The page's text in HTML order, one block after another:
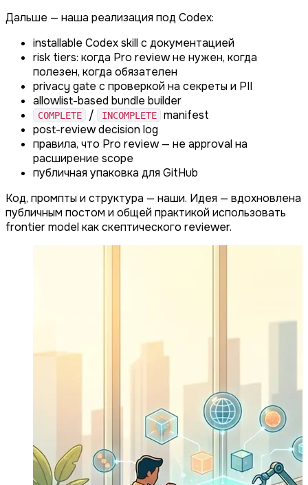
Дальше — наша реализация под Codex:
installable Codex skill с документацией
risk tiers: когда Pro review не нужен, когда
полезен, когда обязателен
privacy gate с проверкой на секреты и PII
allowlist-based bundle builder
COMPLETE / INCOMPLETE
manifest
post-review decision log
правила, что Pro review — не approval на
расширение scope
публичная упаковка для GitHub
Код, промпты и структура — наши. Идея — вдохновлена
публичным постом и общей практикой использовать
frontier model как скептического reviewer.